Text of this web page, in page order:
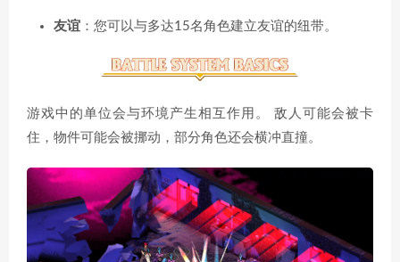
友谊 ：您可以与多达15名角色建立友谊的纽带。
游戏中的单位会与环境产生相互作用。 敌人可能会被卡
住，物件可能会被挪动，部分角色还会横冲直撞。